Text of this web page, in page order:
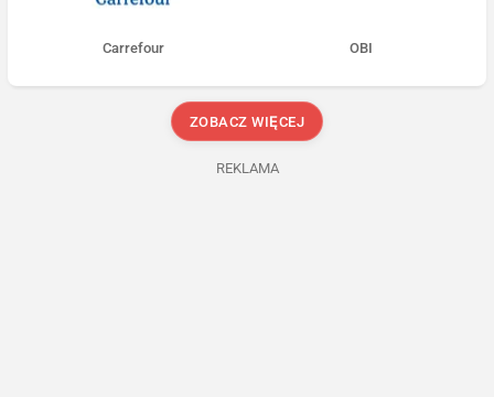
Carrefour OBI
ZOBACZ WIĘCEJ
REKLAMA